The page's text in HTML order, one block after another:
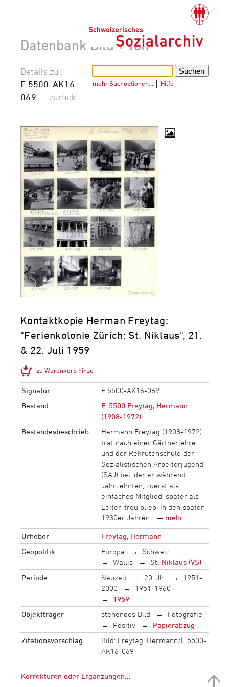
Datenbank Bild + Ton
mehr Suchoptionen… Hilfe
Details zu :
F 5500-AK16-
069 – zurück
Kontaktkopie Herman Freytag:
"Ferienkolonie Zürich: St. Niklaus", 21.
& 22. Juli 1959
zu Warenkorb hinzu
Signatur
F 5500-AK16-069
Bestand
F_5500 Freytag, Hermann
(1908-1972)
Bestandesbeschrieb
Hermann Freytag (1908-1972)
trat nach einer Gärtnerlehre
und der Rekrutenschule der
Sozialistischen Arbeiterjugend
(SAJ) bei, der er während
Jahrzehnten, zuerst als
einfaches Mitglied, später als
Leiter, treu blieb. In den späten
1930er Jahren… — mehr...
Urheber
Freytag, Hermann
Geopolitik
Europa
Schweiz
Wallis
St. Niklaus (VS)
Periode
Neuzeit 20. Jh.
1951-
2000
1951-1960
1959
Objektträger
stehendes Bild
Fotografie
Positiv
Papierabzug
Zitationsvorschlag
Bild: Freytag, Hermann/F 5500-
AK16-069
Korrekturen oder Ergänzungen...